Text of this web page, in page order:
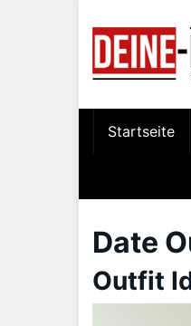
Startseite
Date
Outfit